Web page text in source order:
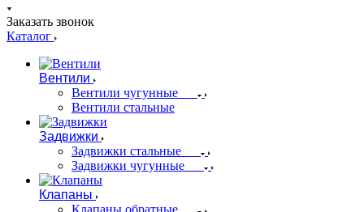
Заказать звонок
Каталог
Вентили
Вентили чугунные
Вентили стальные
Задвижки
Задвижки стальные
Задвижки чугунные
Клапаны
Клапаны обратные